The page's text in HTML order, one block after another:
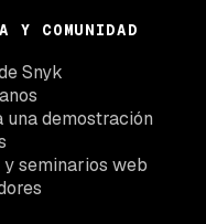
Y COMUNIDAD
Snyk
una demostración
y seminarios web